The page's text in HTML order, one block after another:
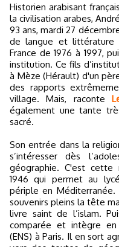
Historien arabisant français et spécialiste de la langue et de
la civilisation arabes,
93 ans, mardi 27
de langue et littérature
France de 1976 à 1997,
institution. Ce fils
à Mèze (Hérault) d'un
des rapports
village. Mais, raconte
également une tante
sacré.
Son entrée dans la
s’intéresser dès
géographie. C'est cette
1946 qui permet au
périple en
souvenirs pleins la tête
livre saint de l’islam.
comparée et intègre en
(ENS) à Paris. Il en sort